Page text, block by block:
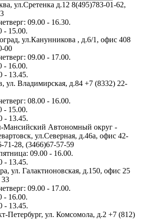
ул.Сретенка д.12 8(495)783-01-62,
09.00 - 16.30.
- 15.00.
ул.Канунникова , д.6/1, офис 408
00
09.00 - 17.00.
- 16.00.
- 13.45.
ул. Владимирская, д.84 +7 (8332) 22-
08.00 - 16.00.
- 15.00.
- 13.45.
Мансийский Автономный округ -
ул.Северная, д.46а, офис 42-
71-28, (3466)67-57-59
09.00 - 16.00.
- 13.45.
ул. Галактионовская, д.150, офис 25
33
09.00 - 17.00.
- 16.00.
- 13.45.
Петербург, ул. Комсомола, д.2 +7 (812)